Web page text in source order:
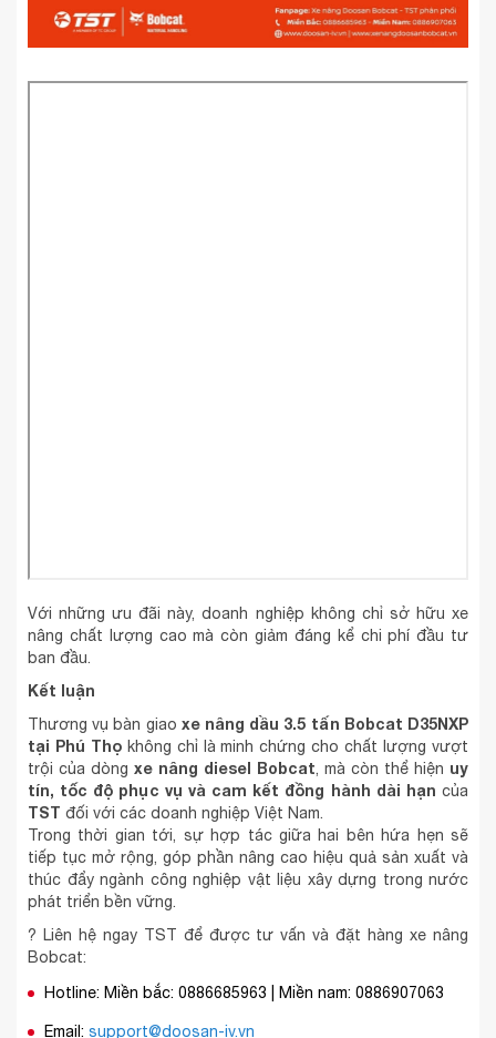
Với những ưu đãi này, doanh nghiệp không chỉ sở hữu xe
nâng chất lượng cao mà còn giảm đáng kể chi phí đầu tư
ban đầu.
Kết luận
Thương vụ bàn giao xe nâng dầu 3.5 tấn Bobcat D35NXP
tại Phú Thọkhông chỉ là minh chứng cho chất lượng vượt
trội của dòng xe nâng diesel Bobcat , mà còn thể hiện uy
tín, tốc độ phục vụ và cam kết đồng hành dài hạn của
TST đối với các doanh nghiệp Việt Nam.
Trong thời gian tới, sự hợp tác giữa hai bên hứa hẹn sẽ
tiếp tục mở rộng, góp phần nâng cao hiệu quả sản xuất và
thúc đẩy ngành công nghiệp vật liệu xây dựng trong nước
phát triển bền vững.
? Liên hệ ngay TST để được tư vấn và đặt hàng xe nâng
Bobcat:
Hotline: Miền bắc: 0886685963 | Miền nam: 0886907063
Email: support@doosan-iv.vn